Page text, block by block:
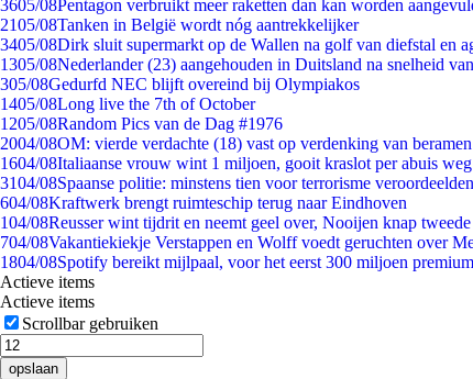
3605/08Pentagon verbruikt meer raketten dan kan worden
2105/08Tanken in België wordt nóg aantrekkelijker
3405/08Dirk sluit supermarkt op de Wallen na golf van diefstal en
1305/08Nederlander (23) aangehouden in Duitsland na snelheid
305/08Gedurfd NEC blijft overeind bij Olympiakos
1405/08Long live the 7th of October
1205/08Random Pics van de Dag #1976
2004/08OM: vierde verdachte (18) vast op verdenking van
1604/08Italiaanse vrouw wint 1 miljoen, gooit kraslot per abuis weg
3104/08Spaanse politie: minstens tien voor terrorisme
604/08Kraftwerk brengt ruimteschip terug naar Eindhoven
104/08Reusser wint tijdrit en neemt geel over, Nooijen knap tweede
704/08Vakantiekiekje Verstappen en Wolff voedt geruchten over
1804/08Spotify bereikt mijlpaal, voor het eerst 300 miljoen
Actieve items
Actieve items
Scrollbar gebruiken
opslaan